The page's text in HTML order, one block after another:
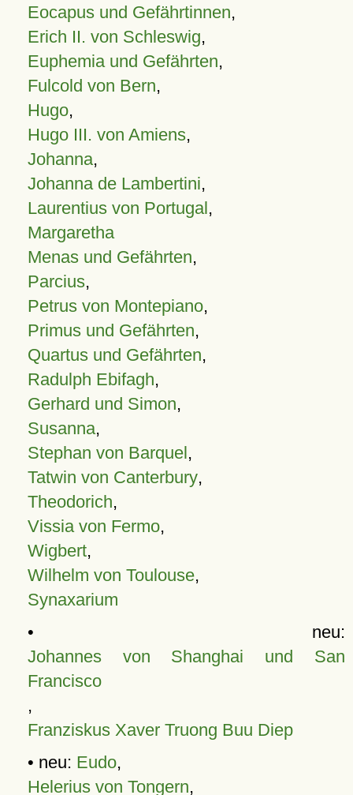
Eocapus und Gefährtinnen,
Erich II. von Schleswig,
Euphemia und Gefährten,
Fulcold von Bern,
Hugo,
Hugo III. von Amiens,
Johanna,
Johanna de Lambertini,
Laurentius von Portugal,
Margaretha
Menas und Gefährten,
Parcius,
Petrus von Montepiano,
Primus und Gefährten,
Quartus und Gefährten,
Radulph Ebifagh,
Gerhard und Simon,
Susanna,
Stephan von Barquel,
Tatwin von Canterbury,
Theodorich,
Vissia von Fermo,
Wigbert,
Wilhelm von Toulouse,
Synaxarium
• neu:
Johannes von Shanghai und San
Francisco
,
Franziskus Xaver Truong Buu Diep
• neu: Eudo,
Helerius von Tongern,